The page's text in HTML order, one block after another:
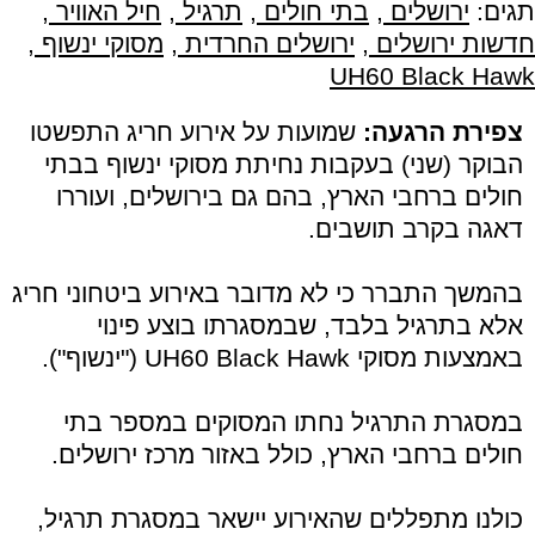
תגים: ירושלים , בתי חולים , תרגיל , חיל האוויר ,
חדשות ירושלים , ירושלים החרדית , מסוקי ינשוף ,
UH60 Black Hawk
צפירת הרגעה: שמועות על אירוע חריג התפשטו
הבוקר (שני) בעקבות נחיתת מסוקי ינשוף בבתי
חולים ברחבי הארץ, בהם גם בירושלים, ועוררו
דאגה בקרב תושבים.
בהמשך התברר כי לא מדובר באירוע ביטחוני חריג
אלא בתרגיל בלבד, שבמסגרתו בוצע פינוי
באמצעות מסוקי UH60 Black Hawk ("ינשוף").
במסגרת התרגיל נחתו המסוקים במספר בתי
חולים ברחבי הארץ, כולל באזור מרכז ירושלים.
כולנו מתפללים שהאירוע יישאר במסגרת תרגיל,